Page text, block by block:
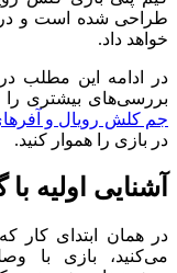
طراحی شده است و در
خواهد داد.
در ادامه این مطلب
بررسی‌های بیشتری را
جم کلش رویال و
در بازی را هموار کنید.
آشنایی اولیه
در همان ابتدای
می‌کنید، بازی با